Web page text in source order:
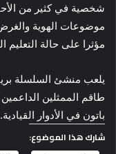
شخصية في كثير من
موضوعات الهوية
مؤثرا على حالة التعليم
يلعب منشئ السلسلة
طاقم الممثلين
باتون في الأدوار القيادية.
شارك هذا الموضوع: